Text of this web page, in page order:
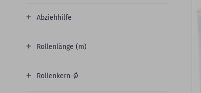
Abziehhilfe
Rollenlänge (m)
Rollenkern-Ø